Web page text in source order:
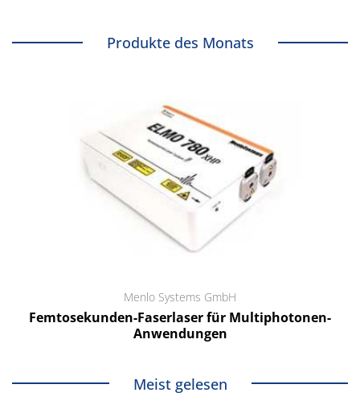
Produkte des Monats
Menlo Systems GmbH
Femtosekunden-Faserlaser für Multiphotonen-
Anwendungen
Meist gelesen